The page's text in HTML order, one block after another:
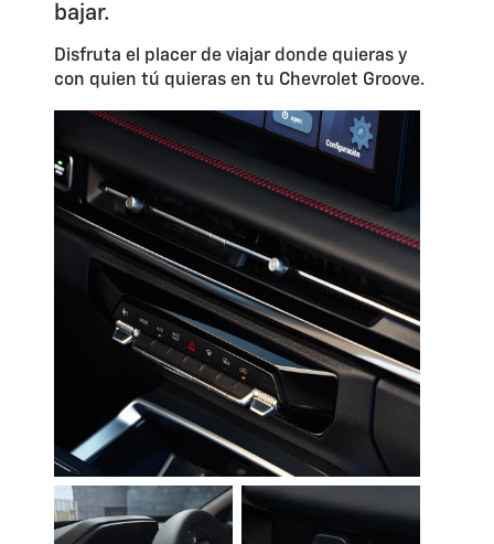
Techo bitono conquemacocos*.
bajar.
Disfruta el placer de viajar donde quieras y
con quien tú quieras en tu Chevrolet Groove.